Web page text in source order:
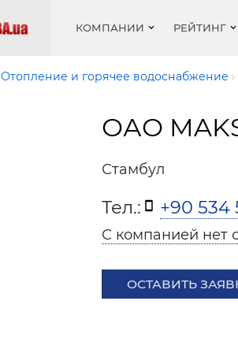
КОМПАНИИ
Котлы
РЕЙТИНГ
Разное
Холод,
Котлы
Монтаж
Акции
Фото
Отопление и горячее водоснабжение
ОАО
Стамбул
Тел.: +90 534
С компанией нет
ОСТАВИТЬ